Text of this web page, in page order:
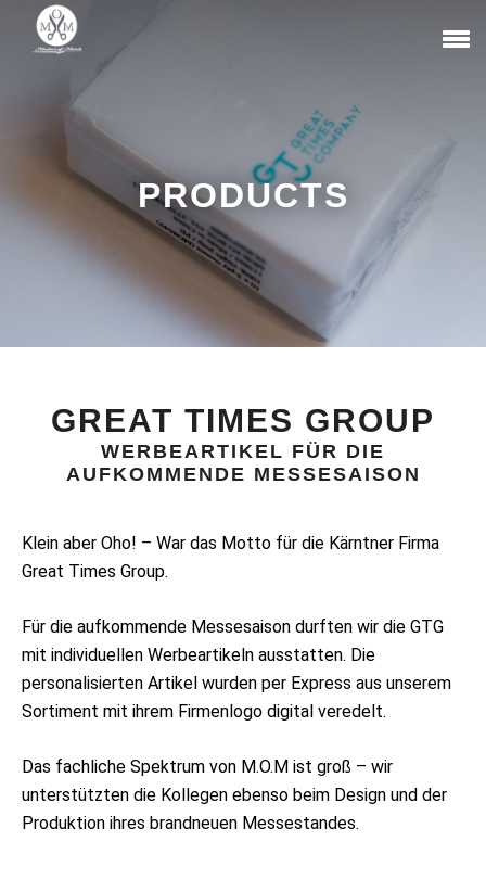
PRODUCTS
GREAT TIMES GROUP
WERBEARTIKEL FÜR DIE
AUFKOMMENDE MESSESAISON
Klein aber Oho! – War das Motto für die Kärntner Firma
Great Times Group.
Für die aufkommende Messesaison durften wir die GTG
mit individuellen Werbeartikeln ausstatten. Die
personalisierten Artikel wurden per Express aus unserem
Sortiment mit ihrem Firmenlogo digital veredelt.
Das fachliche Spektrum von M.O.M ist groß – wir
unterstützten die Kollegen ebenso beim Design und der
Produktion ihres brandneuen Messestandes.